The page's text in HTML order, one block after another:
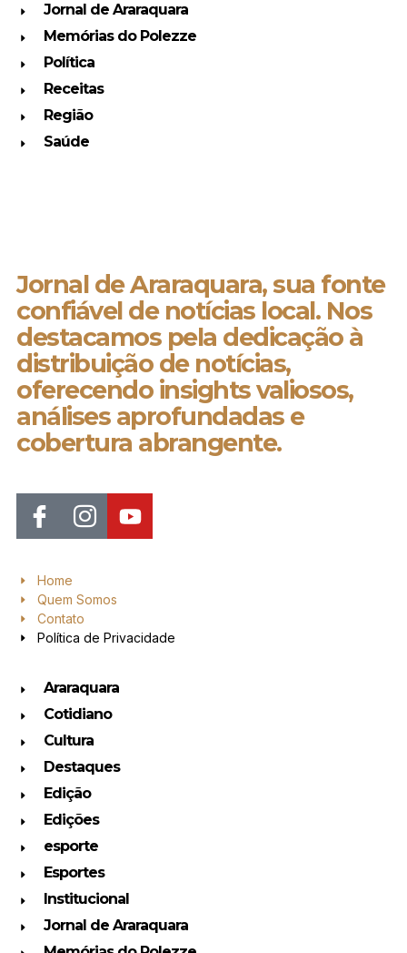
Jornal de Araraquara
Memórias do Polezze
Política
Receitas
Região
Saúde
Jornal de Araraquara, sua fonte
confiável de notícias local. Nos
destacamos pela dedicação à
distribuição de notícias,
oferecendo insights valiosos,
análises aprofundadas e
cobertura abrangente.
Home
Quem Somos
Contato
Política de Privacidade
Araraquara
Cotidiano
Cultura
Destaques
Edição
Edições
esporte
Esportes
Institucional
Jornal de Araraquara